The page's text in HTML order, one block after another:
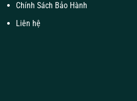
Chính Sách Bảo Hành
Liên hệ